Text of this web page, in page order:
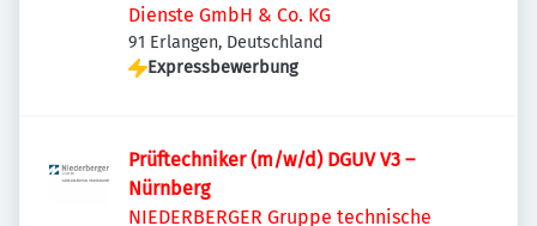
Dienste GmbH & Co. KG
91 Erlangen, Deutschland
Expressbewerbung
Prüftechniker (m/w/d) DGUV V3 –
Nürnberg
NIEDERBERGER Gruppe technische